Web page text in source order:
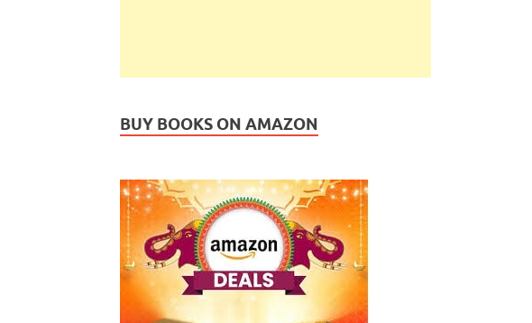
BUY BOOKS ON AMAZON